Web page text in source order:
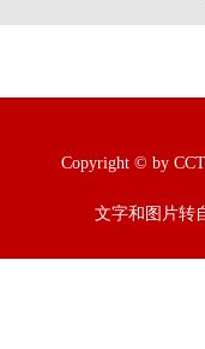
Copyright © by
文字和图片转